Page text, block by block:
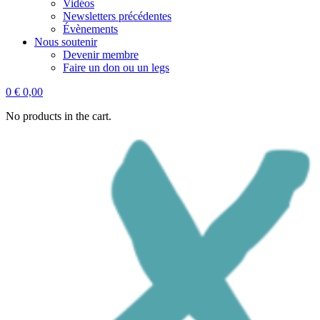
Vidéos
Newsletters précédentes
Évènements
Nous soutenir
Devenir membre
Faire un don ou un legs
0 € 0,00
No products in the cart.